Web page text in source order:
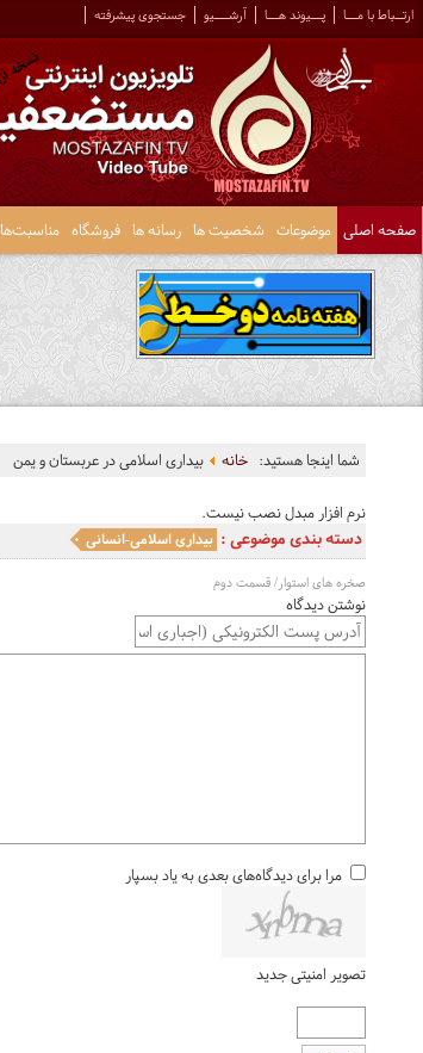
ارتــباط با مـــا پـــیوند هـــا آرشــــیو جستجوی پیشرفته
صفحه اصلی موضوعات شخصیت ها رسانه ها فروشگاه مناسبت‌ها
شما اینجا هستید: خانه بیداری اسلامی در عربستان و یمن
نرم افزار مبدل نصب نیست.
دسته بندی موضوعی : بیداری اسلامی-انسانی
صخره های استوار/ قسمت دوم
نوشتن دیدگاه
مرا برای دیدگاه‌های بعدی به یاد بسپار
تصویر امنیتی جدید